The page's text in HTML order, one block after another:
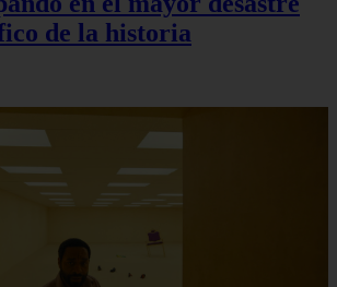
de la historia